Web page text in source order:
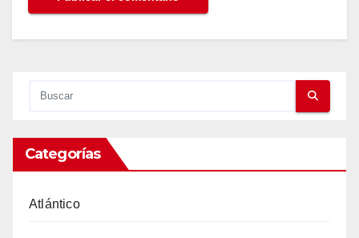
Categorías
Atlántico